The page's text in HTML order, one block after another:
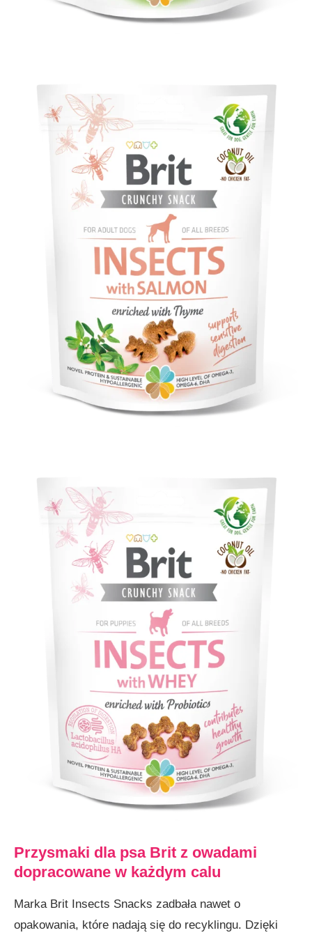
Przysmaki dla psa Brit z owadami
dopracowane w każdym calu
Marka Brit Insects Snacks zadbała nawet o
opakowania, które nadają się do recyklingu. Dzięki